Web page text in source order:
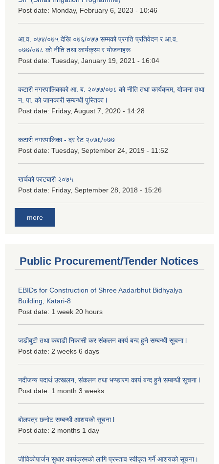
Post date: Monday, February 6, 2023 - 10:46
आ.व. ०७४/०७५ देखि ०७६/०७७ सम्मको प्रगति प्रतिवेदन र आ.व.
०७७/०७८ को नीति तथा कार्यक्रम र योजनाहरू
Post date: Tuesday, January 19, 2021 - 16:04
कटारी नगरपालिकाको आ. ब. २०७७/०७८ को नीति तथा कार्यक्रम, योजना तथा
न. पा. को जानकारी सम्बन्धी पुस्तिका l
Post date: Friday, August 7, 2020 - 14:28
कटारी नगरपालिका - दर रेट २०७६/०७७
Post date: Tuesday, September 24, 2019 - 11:52
खर्चको फाटबारी २०७५
Post date: Friday, September 28, 2018 - 15:26
more
Public Procurement/Tender Notices
EBIDs for Construction of Shree Aadarbhut Bidhyalya
Building, Katari-8
Post date: 1 week 20 hours
जडीबुटी तथा कबाडी निकासी कर संकलन कार्य बन्द हुने सम्बन्धी सूचना l
Post date: 2 weeks 6 days
नदीजन्य पदार्थ उत्खलन, संकलन तथा भण्डारण कार्य बन्द हुने सम्बन्धी सूचना l
Post date: 1 month 3 weeks
बोलपत्र छनोट सम्बन्धी आशयको सूचना l
Post date: 2 months 1 day
जीविकोपार्जन सुधार कार्यक्रमको लागि प्रस्ताव स्वीकृत गर्ने आशयको सूचना।